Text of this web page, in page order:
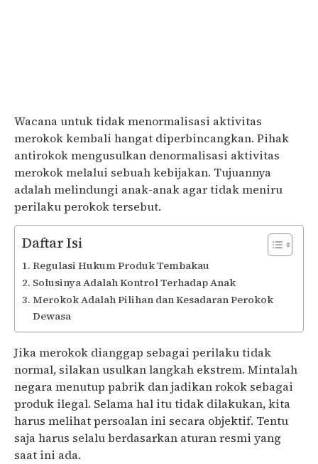
Wacana untuk tidak menormalisasi aktivitas
merokok kembali hangat diperbincangkan. Pihak
antirokok mengusulkan denormalisasi aktivitas
merokok melalui sebuah kebijakan. Tujuannya
adalah melindungi anak-anak agar tidak meniru
perilaku perokok tersebut.
Daftar Isi
Regulasi Hukum Produk Tembakau
Solusinya Adalah Kontrol Terhadap Anak
Merokok Adalah Pilihan dan Kesadaran Perokok
Dewasa
Jika merokok dianggap sebagai perilaku tidak
normal, silakan usulkan langkah ekstrem. Mintalah
negara menutup pabrik dan jadikan rokok sebagai
produk ilegal. Selama hal itu tidak dilakukan, kita
harus melihat persoalan ini secara objektif. Tentu
saja harus selalu berdasarkan aturan resmi yang
saat ini ada.